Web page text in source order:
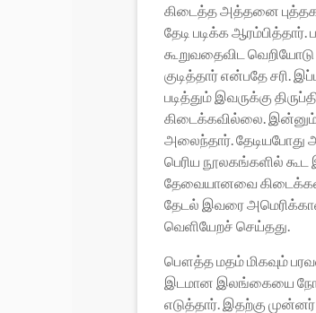
கிடைத்த அத்தனை
தேடி படிக்க ஆரம்பித்தார்.
கூறுவதைவிட
குடித்தார் என்பதே சரி.
படித்தும் இவருக்கு திருப்தி
கிடைக்கவில்லை.
அலைந்தார். தேடியபோது
பெரிய நூலகங்களில் கூட
தேவையானவை
தேடல் இவரை
வெளியேறச் செய்தது.
பௌத்த மதம் மிகவும்
இடமான இலங்கையை
எடுத்தார். இதற்கு